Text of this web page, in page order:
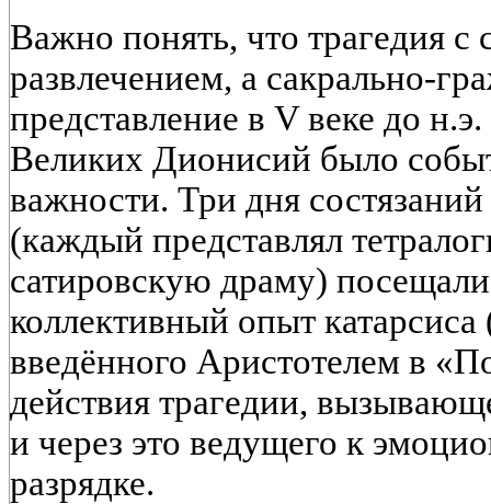
Важно понять, что трагедия с
развлечением, а сакрально-
представление в V веке до
Великих Дионисий было
важности. Три дня
(каждый представлял
сатировскую драму)
коллективный опыт
введённого Аристотелем в
действия трагедии,
и через это ведущего к
разрядке.